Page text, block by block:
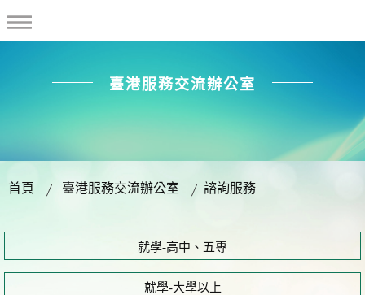
臺港服務交流辦公室
首頁 臺港服務交流辦公室 諮詢服務
就學-高中、五專
就學-大學以上